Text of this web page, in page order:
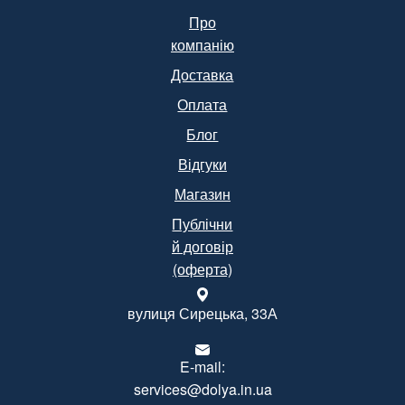
Про
компанію
Доставка
Оплата
Блог
Відгуки
Магазин
Публічни
й договір
(оферта)
вулиця Сирецька, 33А
E-mail:
services@dolya.in.ua